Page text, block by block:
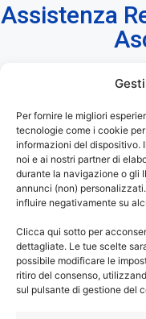
Per fornire le migliori
tecnologie come i cookie
informazioni del dispositivo.
noi e ai nostri partner di
durante la navigazione o gli
annunci (non)
influire negativamente su
Clicca qui sotto per
dettagliate. Le tue scelte
possibile modificare le
ritiro del consenso,
sul pulsante di gestione del
Assistenza
Assistenza Rex
La tua asciugatrice
asciuga più come
Chiama e prenota un
Service, per
di